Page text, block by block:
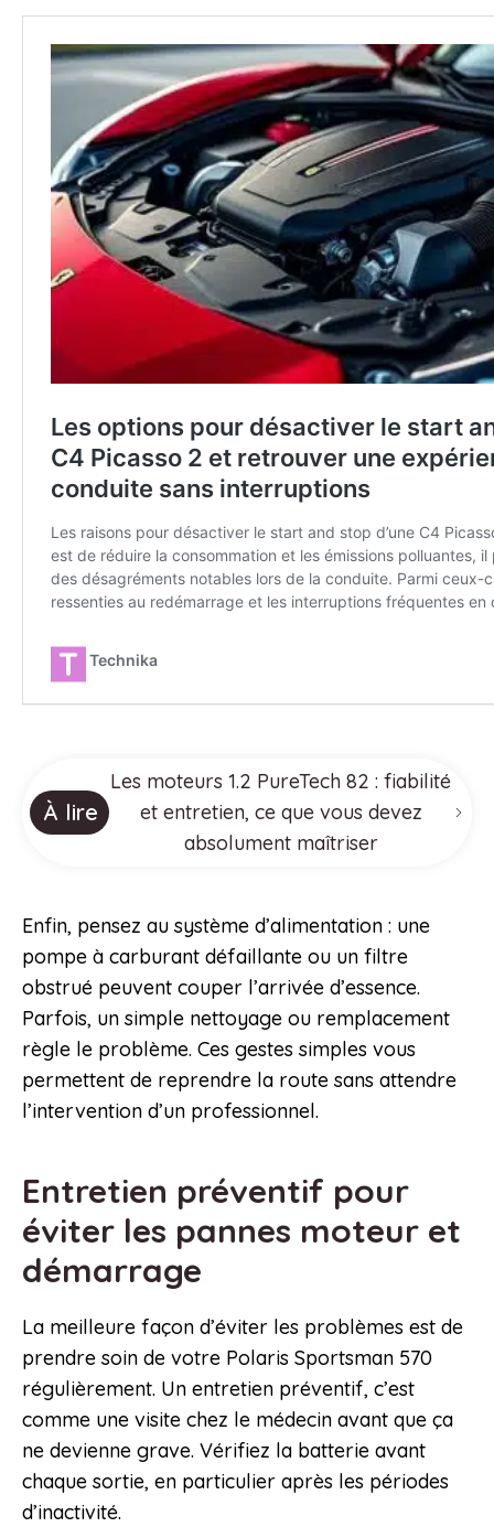
À lire
Les moteurs 1.2 PureTech 82 : fiabilité
et entretien, ce que vous devez
absolument maîtriser
Enfin, pensez au système d’alimentation : une
pompe à carburant défaillante ou un filtre
obstrué peuvent couper l’arrivée d’essence.
Parfois, un simple nettoyage ou remplacement
règle le problème. Ces gestes simples vous
permettent de reprendre la route sans attendre
l’intervention d’un professionnel.
Entretien préventif pour
éviter les pannes moteur et
démarrage
La meilleure façon d’éviter les problèmes est de
prendre soin de votre Polaris Sportsman 570
régulièrement. Un entretien préventif, c’est
comme une visite chez le médecin avant que ça
ne devienne grave. Vérifiez la batterie avant
chaque sortie, en particulier après les périodes
d’inactivité.